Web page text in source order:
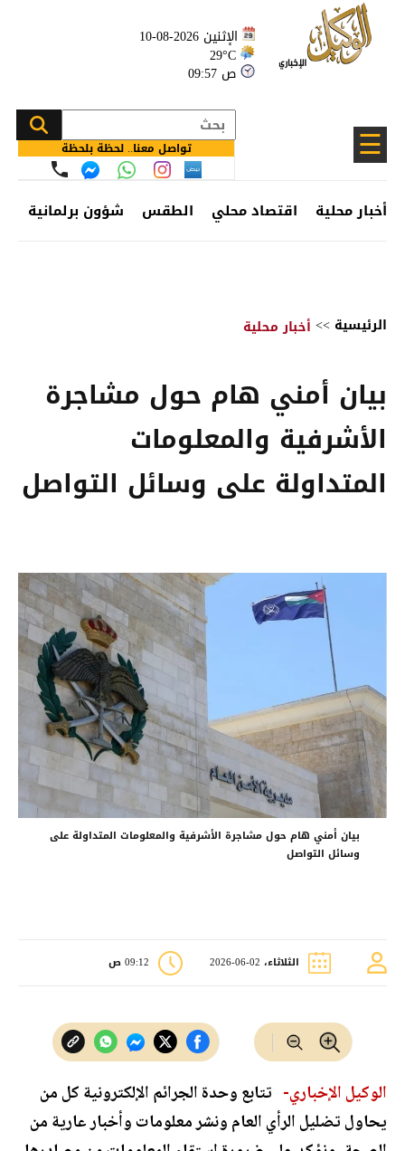
الإثنين 2026-08-10
29°C
09:57 ص
☰ تواصل معنا.. لحظة بلحظة
أخبار محلية اقتصاد محلي الطقس شؤون برلمانية
الرئيسية >> أخبار محلية
بيان أمني هام حول مشاجرة
الأشرفية والمعلومات
المتداولة على وسائل التواصل
بيان أمني هام حول مشاجرة الأشرفية والمعلومات المتداولة على
وسائل التواصل
الثلاثاء، 02-06-2026 09:12 ص
الوكيل الإخباري- تتابع وحدة الجرائم الإلكترونية كل من
يحاول تضليل الرأي العام ونشر معلومات وأخبار عارية من